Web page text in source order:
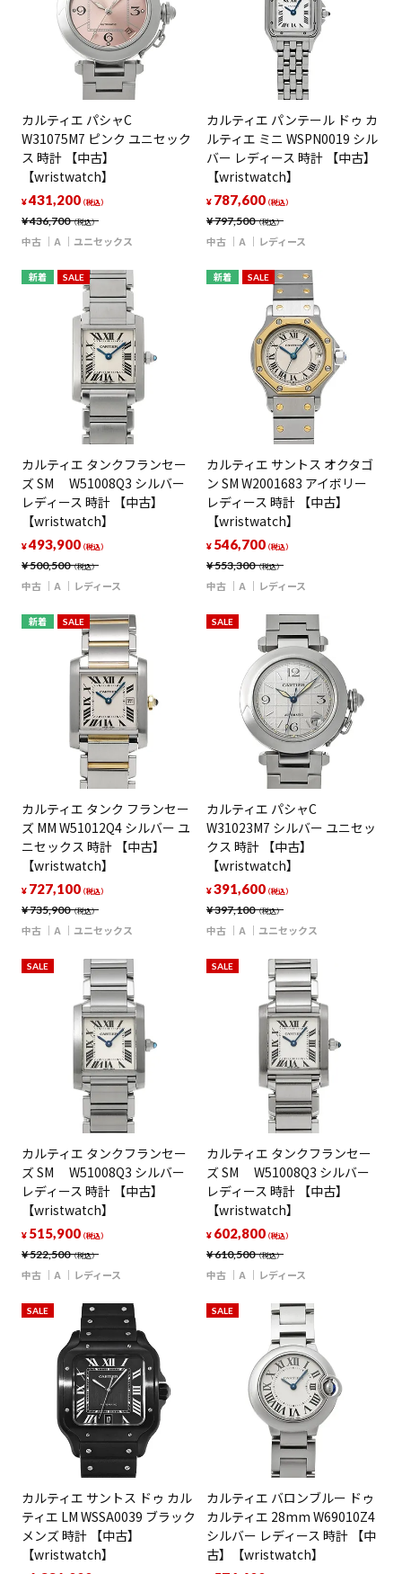
カルティエ パシャC
W31075M7 ピンク ユニセック
ス 時計 【中古】
【wristwatch】
¥436,700（税込）
¥431,200（税込）
中古 A ユニセックス
カルティエ パンテール ドゥ カ
ルティエ ミニ WSPN0019 シル
バー レディース 時計 【中古】
【wristwatch】
¥797,500（税込）
¥ 787,600（税込）
中古 A レディース
新着 SALE
カルティエ タンクフランセー
ズ SM W51008Q3 シルバー
レディース 時計 【中古】
【wristwatch】
¥500,500（税込）
¥493,900（税込）
中古 A レディース
新着 SALE
カルティエ サントス オクタゴ
ン SM W2001683 アイボリー
レディース 時計 【中古】
【wristwatch】
¥553,300（税込）
¥ 546,700（税込）
中古 A レディース
新着 SALE
カルティエ タンク フランセー
ズ MM W51012Q4 シルバー ユ
ニセックス 時計 【中古】
【wristwatch】
¥735,900（税込）
¥ 727,100（税込）
中古 A ユニセックス
SALE
カルティエ パシャC
W31023M7 シルバー ユニセッ
クス 時計 【中古】
【wristwatch】
¥397,100（税込）
¥391,600（税込）
中古 A ユニセックス
SALE
カルティエ タンクフランセー
ズ SM W51008Q3 シルバー
レディース 時計 【中古】
【wristwatch】
¥522,500（税込）
¥ 515,900（税込）
中古 A レディース
SALE
カルティエ タンクフランセー
ズ SM W51008Q3 シルバー
レディース 時計 【中古】
【wristwatch】
¥610,500（税込）
¥ 602,800（税込）
中古 A レディース
SALE
カルティエ サントス ドゥ カル
ティエ LM WSSA0039 ブラック
メンズ 時計 【中古】
【wristwatch】
SALE
カルティエ バロンブルー ドゥ
カルティエ 28mm W69010Z4
シルバー レディース 時計 【中
古】【wristwatch】